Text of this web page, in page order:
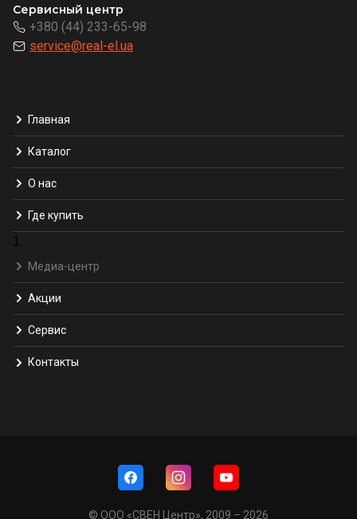
Сервисный центр
+380 (44) 233-65-98
service@real-el.ua
Главная
Каталог
О нас
Где купить
1
Медиа-центр
Акции
Сервис
Контакты
© ООО «СВЕН Центр», 2009 – 2026